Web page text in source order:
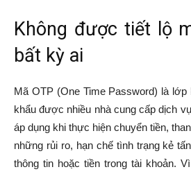
Không được tiết lộ
bất kỳ ai
Mã OTP (One Time Password) là
khẩu được nhiều nhà cung cấp dịch
áp dụng khi thực hiện chuyển tiền,
những rủi ro, hạn chế tình trạng kẻ
thông tin hoặc tiền trong tài khoản.